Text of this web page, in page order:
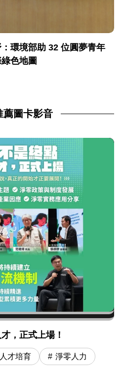
環境部助 32 位圓夢青年
色地圖
薦圖卡影音
，正式上場！
人才培育 淨零人力